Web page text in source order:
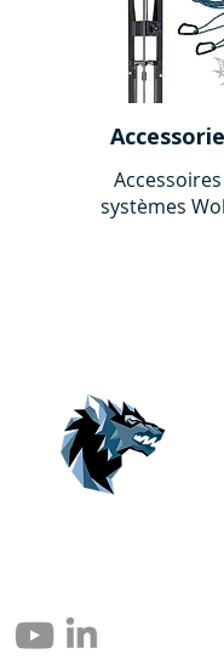
systèmes